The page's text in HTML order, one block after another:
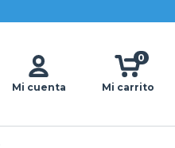
Mi cuenta Mi carrito
0